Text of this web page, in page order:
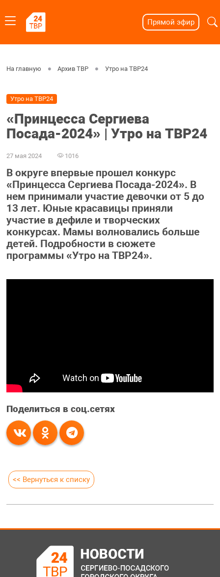
Прямой эфир
На главную Архив ТВР Утро на ТВР24
Утро на ТВР24
«Принцесса Сергиева
Посада-2024» | Утро на ТВР24
27 мая 2024 1016
В округе впервые прошел конкурс
«Принцесса Сергиева Посада-2024». В
нем принимали участие девочки от 5 до
13 лет. Юные красавицы приняли
участие в дефиле и творческих
конкурсах. Мамы волновались больше
детей. Подробности в сюжете
программы «Утро на ТВР24».
Поделиться в соц.сетях
<< Вернуться к списку